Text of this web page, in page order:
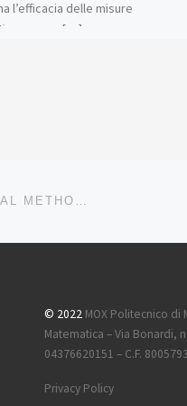
l’efficacia delle misure
messe […]
THE EPIMOX DASHBOARD PUBLISHED ON NUMERICAL METHODS IN BIOMEDICAL ENGINEERING
© 2022 MOX Politecnico di
Matematica – Via Bonardi,
04376620151 – C.F.
Privacy Policy